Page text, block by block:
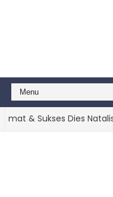
Dies Natalis ke-34